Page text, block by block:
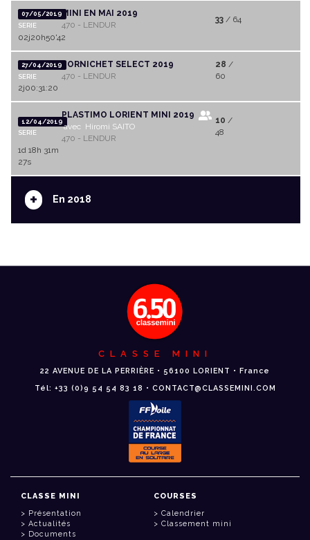
07/05/2019
SERIE
MINI EN MAI 2019
470 - LENDUR
33/ 64
02j20h50'42
27/04/2019
SERIE
PORNICHET SELECT 2019
470 - LENDUR
28 /
60
2j00:31:20
12/04/2019
SERIE
PLASTIMO LORIENT MINI 2019
avec Hiromi SAITO
470 - LENDUR
10 /
48
1d 18h 31m
27s
+ En 2018
CLASSE MINI
22 AVENUE DE LA PERRIÈRE • 56100 LORIENT • France
Tél: +33 (0)9 54 54 83 18 • CONTACT@CLASSEMINI.COM
CLASSE MINI
Présentation
Actualités
Documents
COURSES
Calendrier
Classement mini